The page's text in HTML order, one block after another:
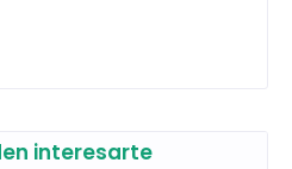
interesarte